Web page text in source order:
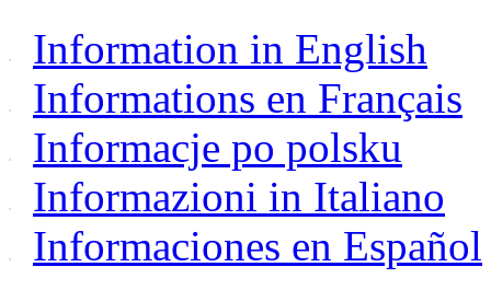
Information in English
Informations en Français
Informacje po polsku
Informazioni in Italiano
Informaciones en Español